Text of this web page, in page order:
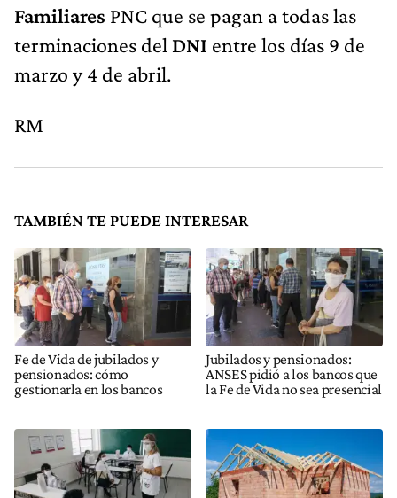
Familiares PNC que se pagan a todas las
terminaciones del DNI entre los días 9 de
marzo y 4 de abril.
RM
TAMBIÉN TE PUEDE INTERESAR
Fe de Vida de jubilados y
pensionados: cómo
gestionarla en los bancos
Jubilados y pensionados:
ANSES pidió a los bancos que
la Fe de Vida no sea presencial